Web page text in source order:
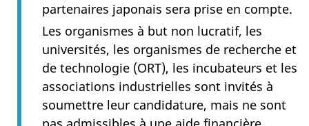
partenaires japonais sera prise en compte.
Les organismes à but non lucratif, les
universités, les organismes de recherche et
de technologie (ORT), les incubateurs et les
associations industrielles sont invités à
soumettre leur candidature, mais ne sont